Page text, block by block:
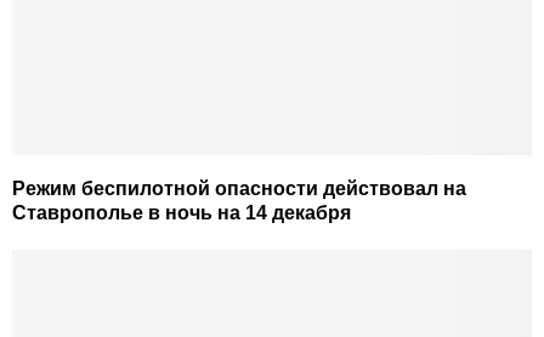
Режим беспилотной опасности действовал на
Ставрополье в ночь на 14 декабря